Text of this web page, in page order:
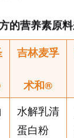
的营养素原
吉林麦孚
术和®
水解乳清
蛋白粉